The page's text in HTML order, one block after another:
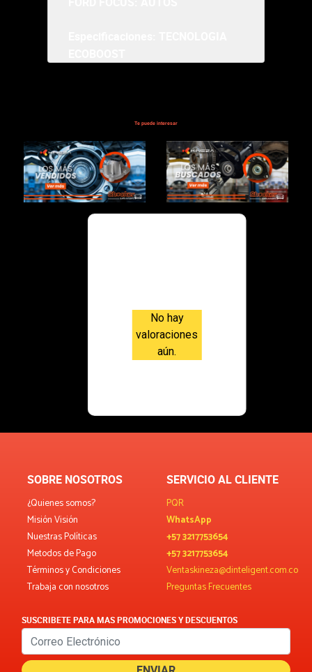
Te puede interesar
No hay
valoraciones
aún.
SOBRE NOSOTROS
¿Quienes somos?
Misión Visión
Nuestras Políticas
Metodos de Pago
Términos y Condiciones
Trabaja con nosotros
SERVICIO AL CLIENTE
PQR
WhatsApp
+57 3217753654
+57 3217753654
Ventaskineza@dinteligent.com.co
Preguntas Frecuentes
SUSCRIBETE PARA MAS PROMOCIONES Y DESCUENTOS